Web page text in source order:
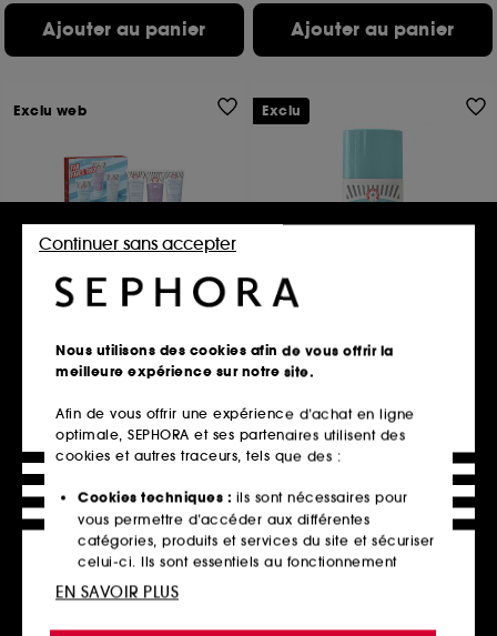
Ajouter au panier Ajouter au panier
FIRST AID BEAUTY
Coffret Trio les Favoris de
6
29,90€
Ajouter au panier
Exclu web
FIRST AID BEAUTY
Bronze + Glow Drop
29,90€
Ajouter au panier
Exclu
Clean at Sephora
Nous utilisons des cookies afin de vous offrir la
meilleure expérience sur notre site.
Afin de vous offrir une expérience d’achat en ligne
optimale, SEPHORA et ses partenaires utilisent des
cookies et autres traceurs, tels que des :
Cookies techniques : ils sont nécessaires pour
vous permettre d’accéder aux différentes
catégories, produits et services du site et sécuriser
celui-ci. Ils sont essentiels au fonctionnement
technique du site et ne peuvent être désactivés.
Continuer sans accepter
EN SAVOIR PLUS